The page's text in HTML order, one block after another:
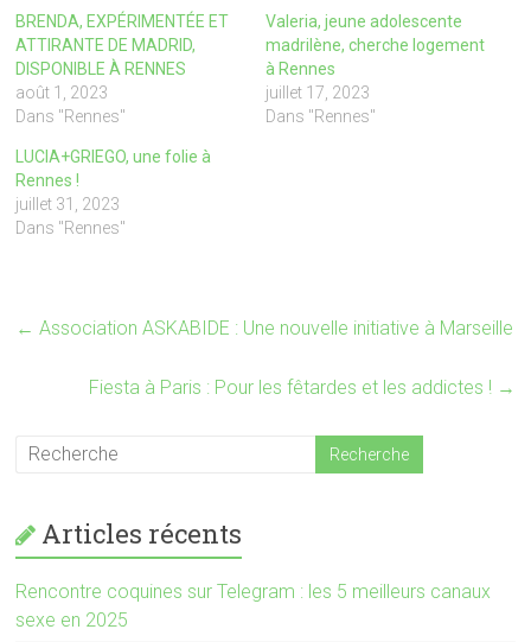
p
a
r
t
a
g
e
u
r
T
w
i
t
u
v
u
n
v
e
l
e
f
e
p
a
r
t
a
e
r
u
r
a
c
e
o
u
e
d
u
u
v
l
l
e
f
BRENDA, EXPÉRIMENTÉE ET
ATTIRANTE DE MADRID,
DISPONIBLE À RENNES
août 1, 2023
Dans "Rennes"
Valeria, jeune adolescente
madrilène, cherche logement
à Rennes
juillet 17, 2023
Dans "Rennes"
LUCIA+GRIEGO, une folie à
Rennes !
juillet 31, 2023
Dans "Rennes"
← Association ASKABIDE : Une nouvelle initiative à Marseille
Fiesta à Paris : Pour les fêtardes et les addictes ! →
Articles récents
Rencontre coquines sur Telegram : les 5 meilleurs canaux
sexe en 2025